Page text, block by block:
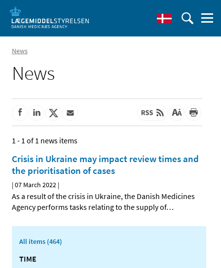
News
News
1 - 1 of 1 news items
Crisis in Ukraine may impact review times and
the prioritisation of cases
|07 March 2022 |
As a result of the crisis in Ukraine, the Danish Medicines
Agency performs tasks relating to the supply of…
All items (464)
TIME